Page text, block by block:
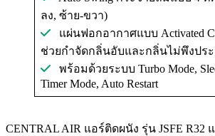
ลง, ซ้าย-ขวา)
แผ่นฟอกอากาศแบบ Activated
ช่วยกําจัดกลิ่นอับและกลิ่นไม่พึงปร
พร้อมด้วยระบบ Turbo Mode,
Timer Mode, Auto Restart
CENTRAL AIR แอร์ติดผนัง รุ่น JSFE R32